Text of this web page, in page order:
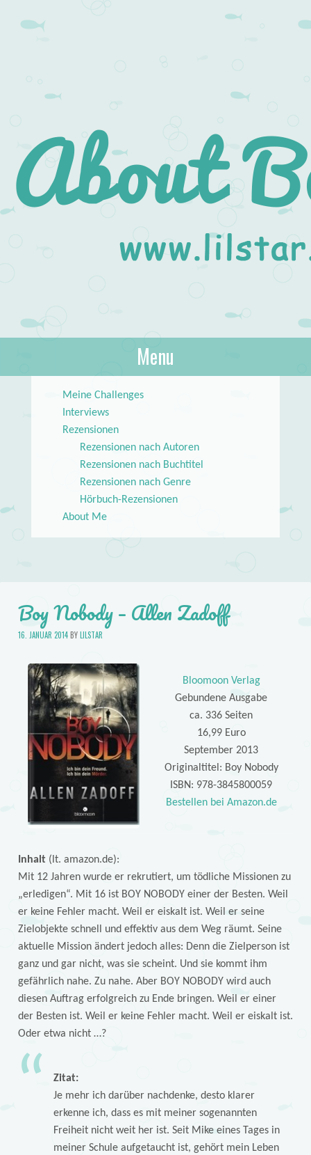
About Books
lilstar.de
Menu
Meine Challenges
Interviews
Rezensionen
Rezensionen nach Autoren
Rezensionen nach Buchtitel
Rezensionen nach Genre
Hörbuch-Rezensionen
About Me
Boy Nobody – Allen Zadoff
16. JANUAR 2014BYLILSTAR
Bloomoon Verlag
Gebundene Ausgabe
ca. 336 Seiten
16,99 Euro
September 2013
Originaltitel: Boy Nobody
ISBN: 978-3845800059
Bestellen bei Amazon.de
Inhalt (lt. amazon.de):
Mit 12 Jahren wurde er rekrutiert, um tödliche Missionen zu
„erledigen“. Mit 16 ist BOY NOBODY einer der Besten. Weil
er keine Fehler macht. Weil er eiskalt ist. Weil er seine
Zielobjekte schnell und effektiv aus dem Weg räumt. Seine
aktuelle Mission ändert jedoch alles: Denn die Zielperson ist
ganz und gar nicht, was sie scheint. Und sie kommt ihm
gefährlich nahe. Zu nahe. Aber BOY NOBODY wird auch
diesen Auftrag erfolgreich zu Ende bringen. Weil er einer
der Besten ist. Weil er keine Fehler macht. Weil er eiskalt ist.
Oder etwa nicht …?
Zitat:
Je mehr ich darüber nachdenke, desto klarer
erkenne ich, dass es mit meiner sogenannten
Freiheit nicht weit her ist. Seit Mike eines Tages in
meiner Schule aufgetaucht ist, gehört mein Leben